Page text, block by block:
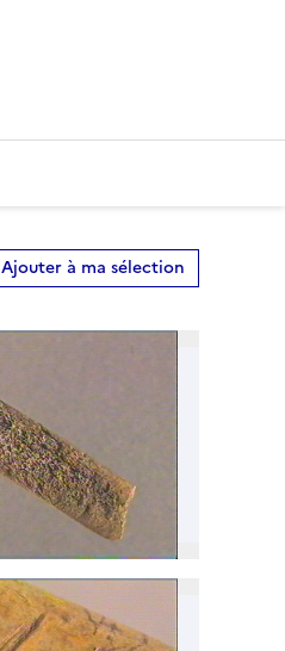
Ajouter à ma sélection